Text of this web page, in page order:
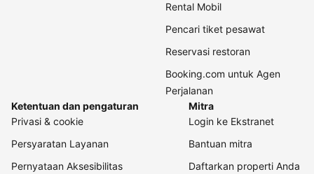
Rental Mobil
Pencari tiket pesawat
Reservasi restoran
Booking.com untuk Agen
Perjalanan
Ketentuan dan pengaturan
Privasi & cookie
Persyaratan Layanan
Pernyataan Aksesibilitas
Mitra
Login ke Ekstranet
Bantuan mitra
Daftarkan properti Anda